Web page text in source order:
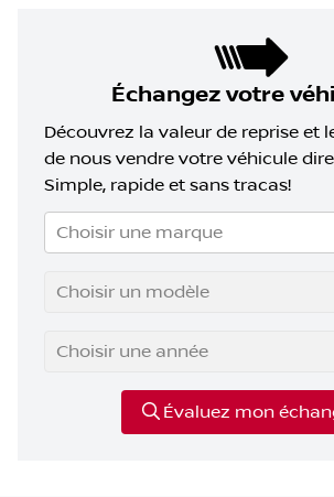
Échangez votre
Découvrez la valeur de reprise et
de nous vendre votre véhicule
Simple, rapide et sans tracas!
Choisir une marque
Choisir un modèle
Choisir une année
Évaluez mon